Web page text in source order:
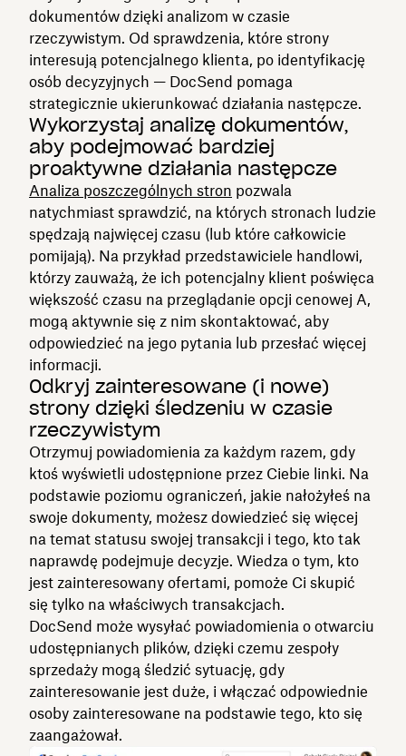
dokumentów dzięki analizom w czasie
rzeczywistym. Od sprawdzenia, które strony
interesują potencjalnego klienta, po identyfikację
osób decyzyjnych — DocSend pomaga
strategicznie ukierunkować działania następcze.
Wykorzystaj analizę dokumentów,
aby podejmować bardziej
proaktywne działania następcze
Analiza poszczególnych stron pozwala
natychmiast sprawdzić, na których stronach ludzie
spędzają najwięcej czasu (lub które całkowicie
pomijają). Na przykład przedstawiciele handlowi,
którzy zauważą, że ich potencjalny klient poświęca
większość czasu na przeglądanie opcji cenowej A,
mogą aktywnie się z nim skontaktować, aby
odpowiedzieć na jego pytania lub przesłać więcej
informacji.
Odkryj zainteresowane (i nowe)
strony dzięki śledzeniu w czasie
rzeczywistym
Otrzymuj powiadomienia za każdym razem, gdy
ktoś wyświetli udostępnione przez Ciebie linki. Na
podstawie poziomu ograniczeń, jakie nałożyłeś na
swoje dokumenty, możesz dowiedzieć się więcej
na temat statusu swojej transakcji i tego, kto tak
naprawdę podejmuje decyzje. Wiedza o tym, kto
jest zainteresowany ofertami, pomoże Ci skupić
się tylko na właściwych transakcjach.
DocSend może wysyłać powiadomienia o otwarciu
udostępnianych plików, dzięki czemu zespoły
sprzedaży mogą śledzić sytuację, gdy
zainteresowanie jest duże, i włączać odpowiednie
osoby zainteresowane na podstawie tego, kto się
zaangażował.